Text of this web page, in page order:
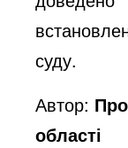
суду.
Автор:
області